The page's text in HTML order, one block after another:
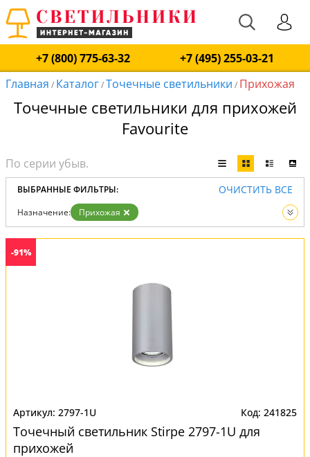
+7 (800) 775-63-32
+7 (495) 255-03-21
Главная / Каталог/Точечные светильники / Прихожая
Точечные светильники для прихожей
Favourite
ВЫБРАННЫЕ ФИЛЬТРЫ: ОЧИСТИТЬ ВСЕ
Назначение:
Прихожая
Вид:
Точечные светильники
-91%
2797-1U 241825
Точечный светильник Stirpe 2797-1U для
прихожей